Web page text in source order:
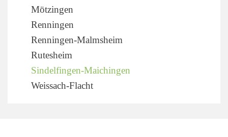
Mötzingen
Renningen
Renningen-Malmsheim
Rutesheim
Sindelfingen-Maichingen
Weissach-Flacht